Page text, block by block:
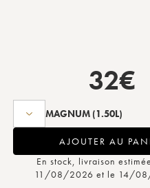
32€
MAGNUM (1.50L)
AJOUTER AU
En stock, livraison
11/08/2026 et le 14/